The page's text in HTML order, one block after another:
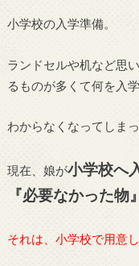
小学校の入学準備。
ランドセルや机など思
るものが多くて何を入
わからなくなってしまっ
現在、娘が小学校へ
『必要なかった物
それは、小学校で用意し